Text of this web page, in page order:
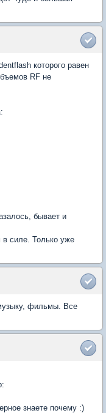
которого равен
RF не
бывает и
в силе. Только уже
фильмы. Все
знаете почему :)